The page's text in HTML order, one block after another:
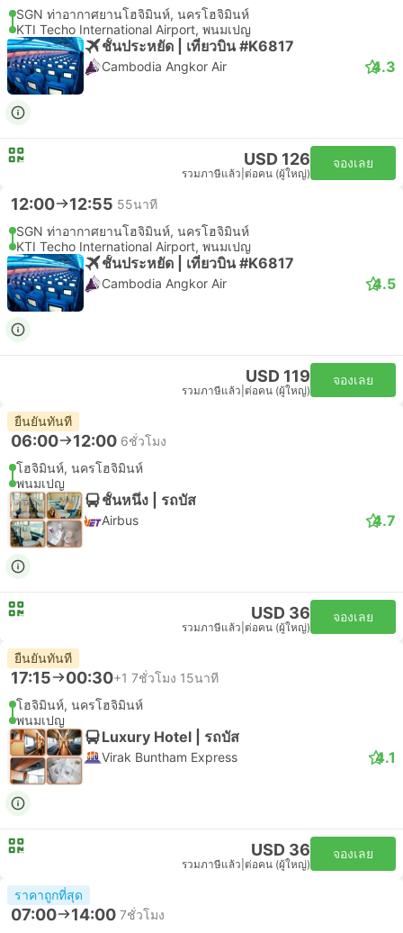
SGN ท่าอากาศยานโฮจิมินห์, นครโฮจิมินห์
KTI Techo International Airport, พนมเปญ
ชั้นประหยัด | เที่ยวบิน #K6817
Cambodia Angkor Air 4.3
USD 126
รวมภาษีแล้ว ต่อคน (ผู้ใหญ่)
จองเลย
12:00 12:55 55นาที
SGN ท่าอากาศยานโฮจิมินห์, นครโฮจิมินห์
KTI Techo International Airport, พนมเปญ
ชั้นประหยัด | เที่ยวบิน #K6817
Cambodia Angkor Air 4.5
USD 119
รวมภาษีแล้ว ต่อคน (ผู้ใหญ่)
จองเลย
ยืนยันทันที
06:00 12:00 6ชั่วโมง
โฮจิมินห์, นครโฮจิมินห์
พนมเปญ
ชั้นหนึ่ง | รถบัส
Airbus 4.7
USD 36
รวมภาษีแล้ว ต่อคน (ผู้ใหญ่)
จองเลย
ยืนยันทันที
17:15 00:30+1 7ชั่วโมง 15นาที
โฮจิมินห์, นครโฮจิมินห์
พนมเปญ
Luxury Hotel | รถบัส
Virak Buntham Express 4.1
USD 36
รวมภาษีแล้ว ต่อคน (ผู้ใหญ่)
จองเลย
ราคาถูกที่สุด
07:00 14:00 7ชั่วโมง